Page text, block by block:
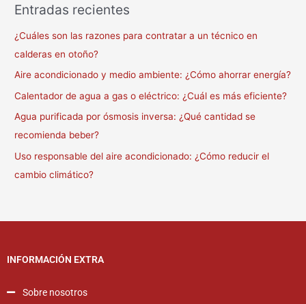
Entradas recientes
¿Cuáles son las razones para contratar a un técnico en
calderas en otoño?
Aire acondicionado y medio ambiente: ¿Cómo ahorrar energía?
Calentador de agua a gas o eléctrico: ¿Cuál es más eficiente?
Agua purificada por ósmosis inversa: ¿Qué cantidad se
recomienda beber?
Uso responsable del aire acondicionado: ¿Cómo reducir el
cambio climático?
INFORMACIÓN EXTRA
Sobre nosotros